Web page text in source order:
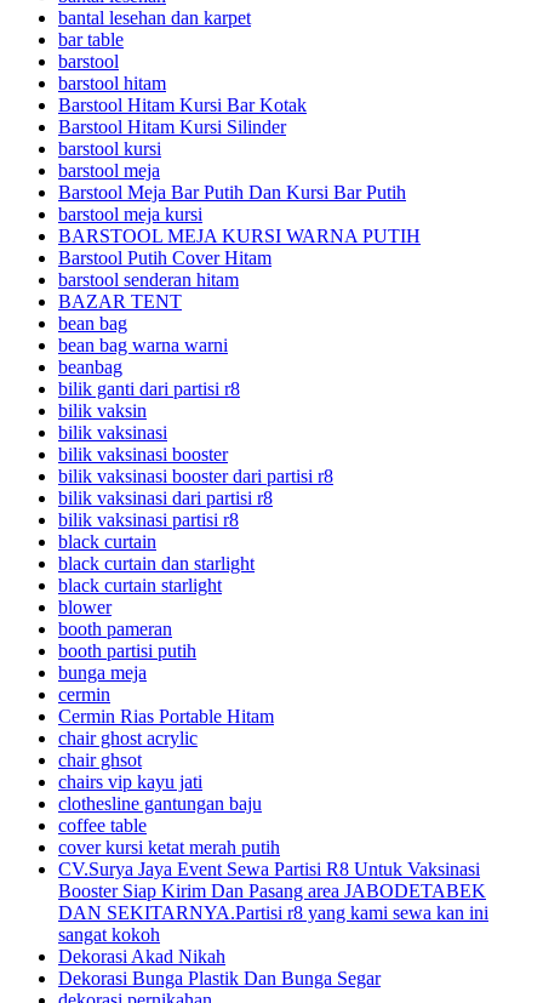
bantal lesehan dan karpet
bar table
barstool
barstool hitam
Barstool Hitam Kursi Bar Kotak
Barstool Hitam Kursi Silinder
barstool kursi
barstool meja
Barstool Meja Bar Putih Dan Kursi Bar Putih
barstool meja kursi
BARSTOOL MEJA KURSI WARNA PUTIH
Barstool Putih Cover Hitam
barstool senderan hitam
BAZAR TENT
bean bag
bean bag warna warni
beanbag
bilik ganti dari partisi r8
bilik vaksin
bilik vaksinasi
bilik vaksinasi booster
bilik vaksinasi booster dari partisi r8
bilik vaksinasi dari partisi r8
bilik vaksinasi partisi r8
black curtain
black curtain dan starlight
black curtain starlight
blower
booth pameran
booth partisi putih
bunga meja
cermin
Cermin Rias Portable Hitam
chair ghost acrylic
chair ghsot
chairs vip kayu jati
clothesline gantungan baju
coffee table
cover kursi ketat merah putih
CV.Surya Jaya Event Sewa Partisi R8 Untuk Vaksinasi
Booster Siap Kirim Dan Pasang area JABODETABEK
DAN SEKITARNYA.Partisi r8 yang kami sewa kan ini
sangat kokoh
Dekorasi Akad Nikah
Dekorasi Bunga Plastik Dan Bunga Segar